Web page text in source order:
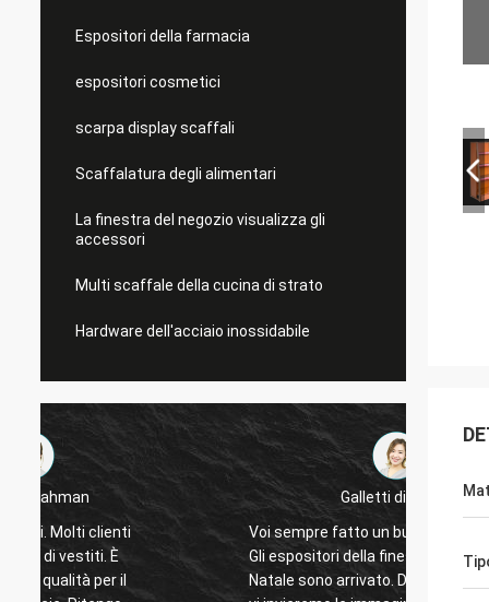
Espositori della farmacia
espositori cosmetici
scarpa display scaffali
Scaffalatura degli alimentari
La finestra del negozio visualizza gli
accessori
Multi scaffale della cucina di strato
Hardware dell'acciaio inossidabile
Galletti di Marco
Voi sempre fatto un buon lavoro per me!
Gli espositori della finestra del negozio di
Natale sono arrivato. Dopo l'installazione,
mio